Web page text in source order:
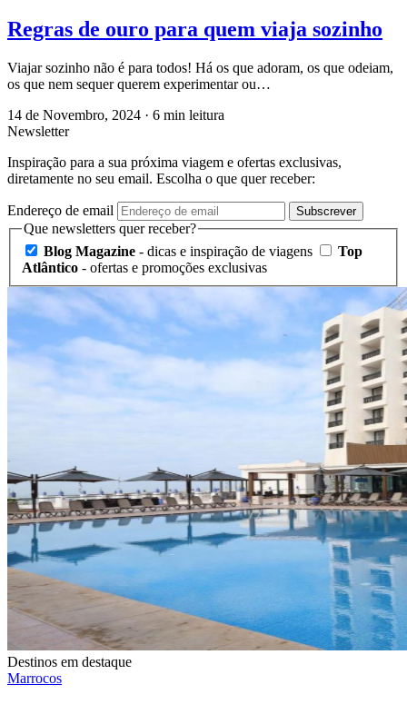
Regras de ouro para quem viaja sozinho
Viajar sozinho não é para todos! Há os que adoram, os que odeiam,
os que nem sequer querem experimentar ou…
14 de Novembro, 2024 · 6 min leitura
Newsletter
Inspiração para a sua próxima viagem e ofertas exclusivas,
diretamente no seu email. Escolha o que quer receber:
Endereço de email Subscrever
Que newsletters quer receber?
Blog Magazine - dicas e inspiração de viagens
Top
Atlântico - ofertas e promoções exclusivas
Destinos em destaque
Marrocos